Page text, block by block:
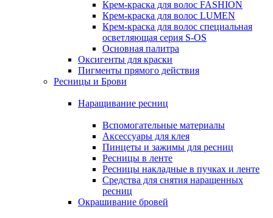
Крем-краска для волос FASHION
Крем-краска для волос LUMEN
Крем-краска для волос специальная
осветляющая серия S-OS
Основная палитра
Оксигенты для краски
Пигменты прямого действия
Ресницы и Брови
Наращивание ресниц
Вспомогательные материалы
Аксессуары для клея
Пинцеты и зажимы для ресниц
Ресницы в ленте
Ресницы накладные в пучках и ленте
Средства для снятия наращенных
ресниц
Окрашивание бровей